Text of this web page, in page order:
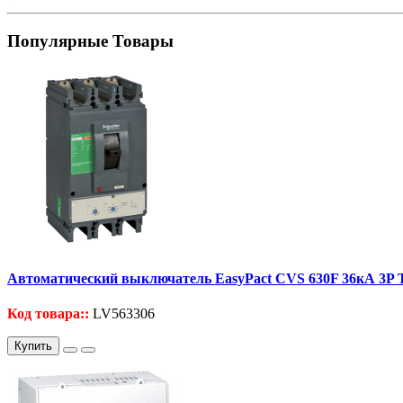
Популярные Товары
Автоматический выключатель EasyPact CVS 630F 36кА 3P
Код товара:: LV563306
Купить